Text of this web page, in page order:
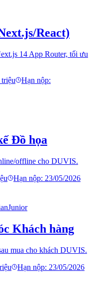
React)
14 App Router, tối ưu
Hạn nộp:
Đồ họa
offline cho DUVIS.
Hạn nộp: 23/05/2026
Junior
Khách hàng
mua cho khách DUVIS.
Hạn nộp: 23/05/2026